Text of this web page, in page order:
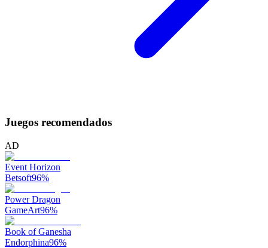
Juegos recomendados
AD
Event Horizon
Betsoft96%
Power Dragon
GameArt96%
Book of Ganesha
Endorphina96%